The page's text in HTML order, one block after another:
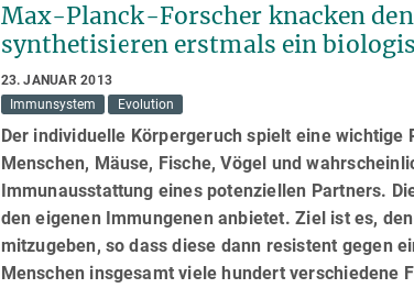
Max-Planck-Forscher knacken
synthetisieren erstmals ein
23. JANUAR 2013
Immunsystem
Evolution
Der individuelle Körpergeruch spielt eine
Menschen, Mäuse, Fische, Vögel und
Immunausstattung eines potenziellen Partners.
den eigenen Immungenen anbietet. Ziel ist es,
mitzugeben, so dass diese dann resistent gegen
Menschen insgesamt viele hundert verschiedene